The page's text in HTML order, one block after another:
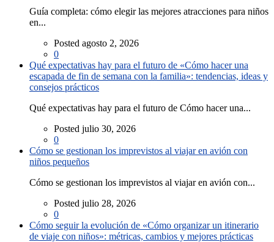
Guía completa: cómo elegir las mejores atracciones para niños
en...
Posted agosto 2, 2026
0
Qué expectativas hay para el futuro de «Cómo hacer una
escapada de fin de semana con la familia»: tendencias, ideas y
consejos prácticos
Qué expectativas hay para el futuro de Cómo hacer una...
Posted julio 30, 2026
0
Cómo se gestionan los imprevistos al viajar en avión con
niños pequeños
Cómo se gestionan los imprevistos al viajar en avión con...
Posted julio 28, 2026
0
Cómo seguir la evolución de «Cómo organizar un itinerario
de viaje con niños»: métricas, cambios y mejores prácticas